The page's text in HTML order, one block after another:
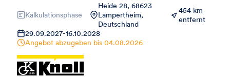
Kalkulationsphase
Heide 28, 68623
Lampertheim,
Deutschland
454 km
entfernt
29.09.2027-16.10.2028
Angebot abzugeben bis 04.08.2026